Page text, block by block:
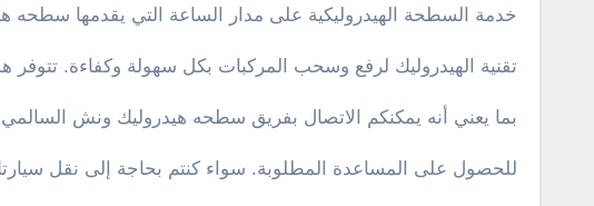
خدمة السطحة الهيدروليكية على مدار الساعة التي يقدمها سطحه
تقنية الهيدروليك لرفع وسحب المركبات بكل سهولة وكفاءة. تتوفر
بما يعني أنه يمكنكم الاتصال بفريق سطحه هيدروليك ونش
للحصول على المساعدة المطلوبة. سواء كنتم بحاجة إلى نقل